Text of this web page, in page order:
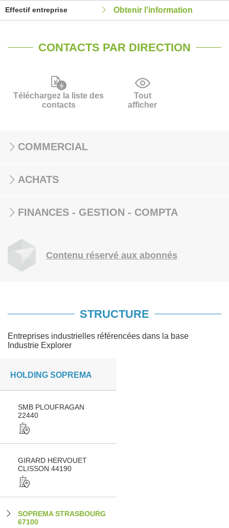
Effectif entreprise Obtenir l'information
CONTACTS PAR DIRECTION
Téléchargez la liste des
contacts
Tout
afficher
COMMERCIAL
ACHATS
FINANCES - GESTION - COMPTA
Contenu réservé aux abonnés
STRUCTURE
Entreprises industrielles référencées dans la base
Industrie Explorer
HOLDING SOPREMA
SMB PLOUFRAGAN
22440
GIRARD HERVOUET
CLISSON 44190
SOPREMA STRASBOURG
67100